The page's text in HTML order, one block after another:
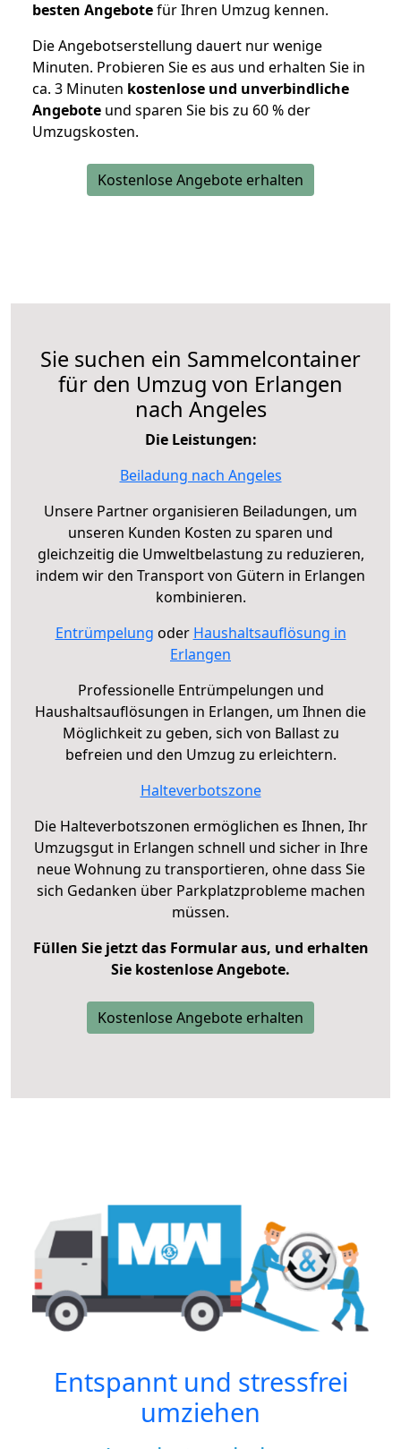
besten Angebotefür Ihren Umzug kennen.
Die Angebotserstellung dauert nur wenige
Minuten. Probieren Sie es aus und erhalten Sie in
ca. 3 Minuten kostenlose und unverbindliche
Angebote und sparen Sie bis zu 60 % der
Umzugskosten.
Kostenlose Angebote erhalten
Sie suchen ein Sammelcontainer
für den Umzug von Erlangen
nach Angeles
Die Leistungen:
Beiladung nach Angeles
Unsere Partner organisieren Beiladungen, um
unseren Kunden Kosten zu sparen und
gleichzeitig die Umweltbelastung zu reduzieren,
indem wir den Transport von Gütern in Erlangen
kombinieren.
Entrümpelung oder Haushaltsauflösung in
Erlangen
Professionelle Entrümpelungen und
Haushaltsauflösungen in Erlangen, um Ihnen die
Möglichkeit zu geben, sich von Ballast zu
befreien und den Umzug zu erleichtern.
Halteverbotszone
Die Halteverbotszonen ermöglichen es Ihnen, Ihr
Umzugsgut in Erlangen schnell und sicher in Ihre
neue Wohnung zu transportieren, ohne dass Sie
sich Gedanken über Parkplatzprobleme machen
müssen.
Füllen Sie jetzt das Formular aus, und erhalten
Sie kostenlose Angebote.
Kostenlose Angebote erhalten
Entspannt und stressfrei
umziehen